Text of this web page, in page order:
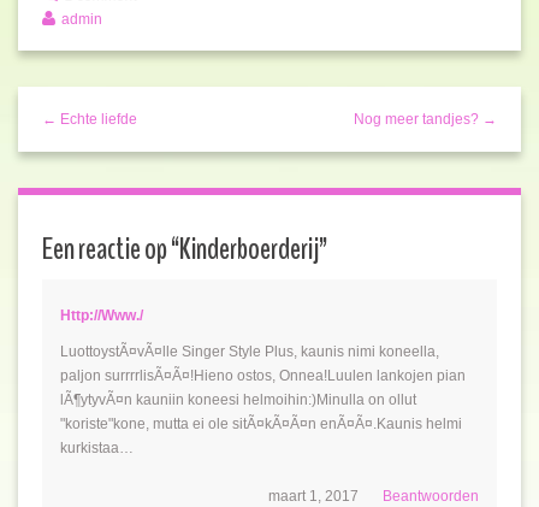
admin
← Echte liefde Nog meer tandjes? →
Een reactie op “Kinderboerderij”
Http://www./
LuottoystÃ¤vÃ¤lle Singer Style Plus, kaunis nimi koneella,
paljon surrrrlisÃ¤Ã¤!Hieno ostos, Onnea!Luulen lankojen pian
lÃ¶ytyvÃ¤n kauniin koneesi helmoihin:)Minulla on ollut
"koriste"kone, mutta ei ole sitÃ¤kÃ¤Ã¤n enÃ¤Ã¤.Kaunis helmi
kurkistaa…
Beantwoorden
maart 1, 2017